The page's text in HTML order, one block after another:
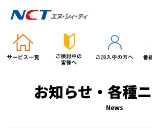
お知らせ・各種
News